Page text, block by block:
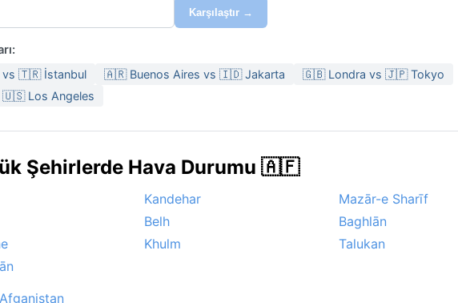
Karşılaştır →
🇹🇷 İstanbul 🇦🇷 Buenos Aires vs 🇮🇩 Jakarta
🇬🇧 Londra vs 🇯🇵 Tokyo
Los Angeles
Şehirlerde Hava Durumu 🇦🇫
Kandehar
Mazār-e Sharīf
Belh
Baghlān
Khulm
Talukan